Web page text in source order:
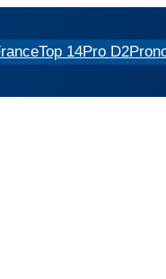
Top 14Pro D2